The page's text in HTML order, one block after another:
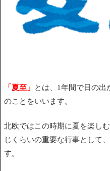
「夏至」
とは、1年間で日の出
のことをいいます。
北欧ではこの時期に夏を楽し
じくらいの重要な行事として
す。